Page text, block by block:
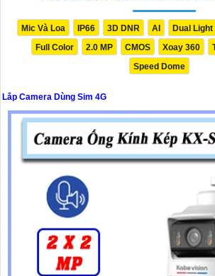
'
Mic Và Loa IP66 3D DNR AI Dual Light
Full Color
2.0 MP CMOS Xoay 360
Speed Dome
Lắp Camera Dùng Sim 4G